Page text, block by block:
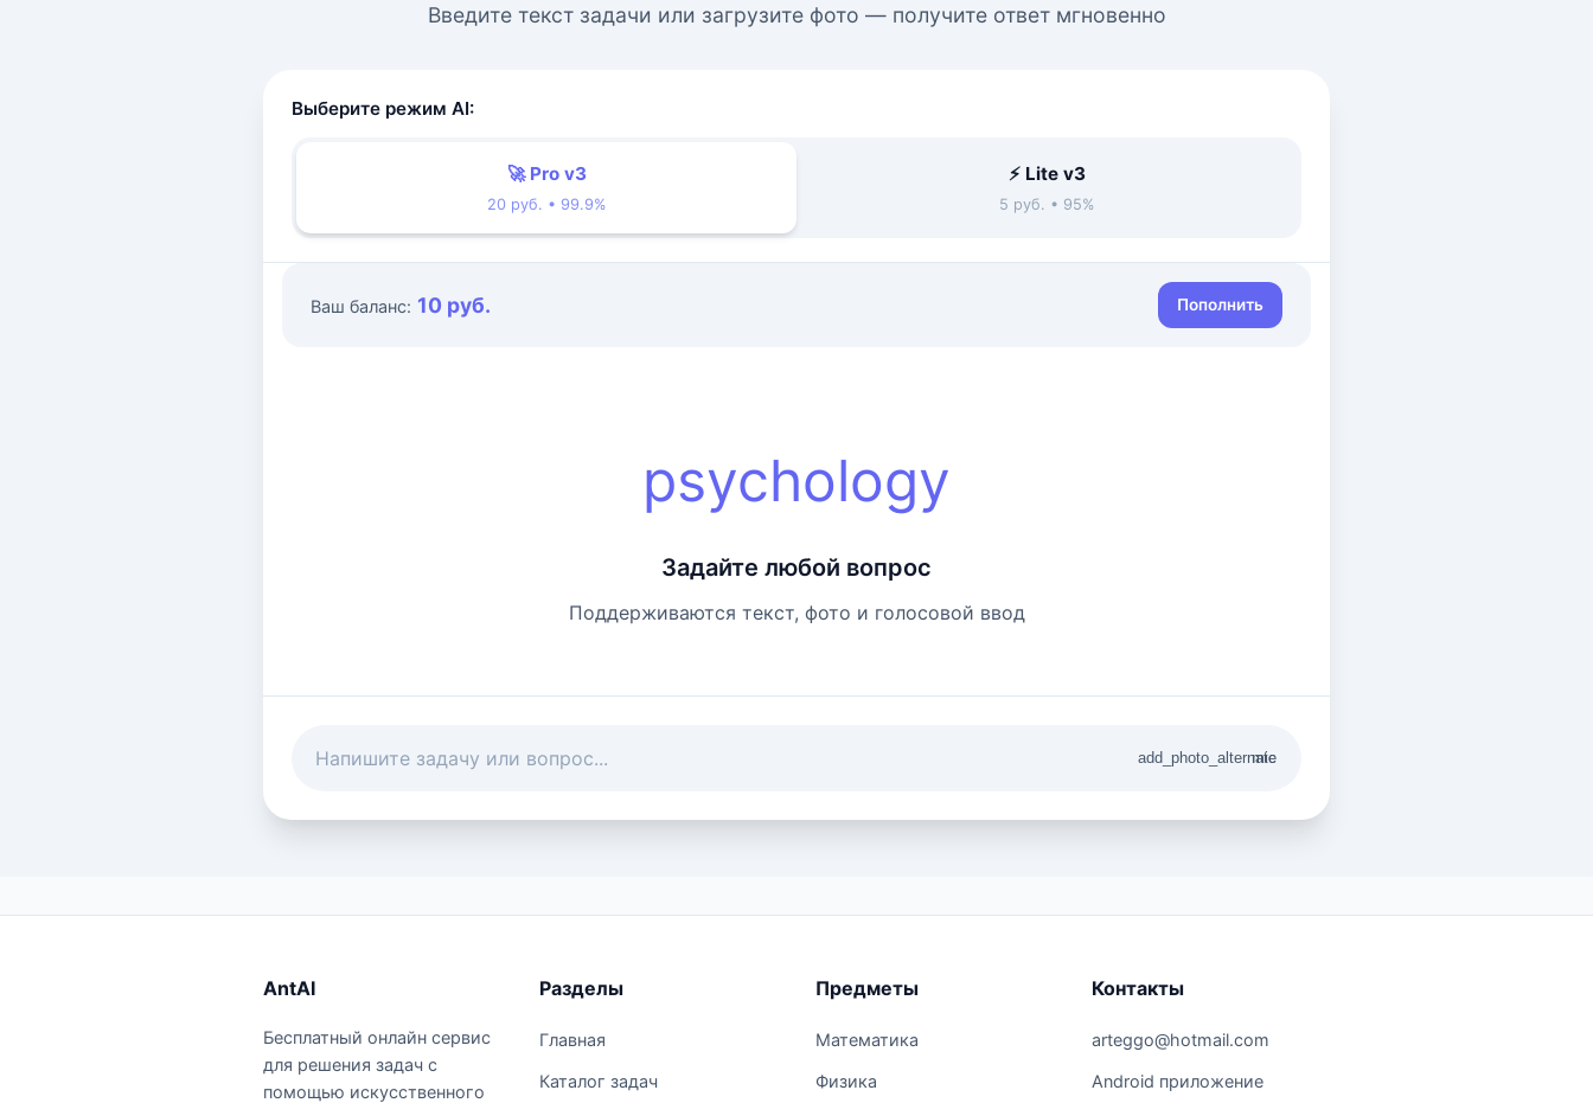
Введите текст задачи или загрузите фото — получите ответ мгновенно
Выберите режим AI:
🚀 Pro v3
20 руб. • 99.9%
⚡ Lite v3
5 руб. • 95%
Ваш баланс: 10 руб. Пополнить
psychology
Задайте любой вопрос
Поддерживаются текст, фото и голосовой ввод
add_photo_alternate
mic
AntAI
Бесплатный онлайн сервис
для решения задач с
помощью искусственного
Разделы
Главная
Каталог задач
Предметы
Математика
Физика
Контакты
arteggo@hotmail.com
Android приложение